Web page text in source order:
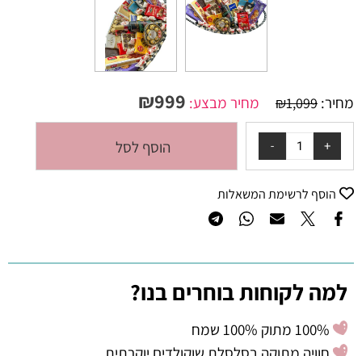
מחיר: ₪1,099 מחיר מבצע: ₪999
הוסף לסל
הוסף לרשימת המשאלות
למה לקוחות בוחרים בנו?